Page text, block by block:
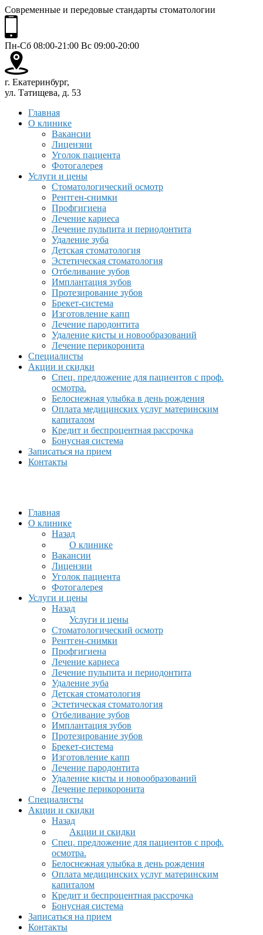
Современные и передовые стандарты стоматологии
Пн-Сб 08:00-21:00 Вс 09:00-20:00
г. Екатеринбург,
ул. Татищева, д. 53
Главная
О клинике
Вакансии
Лицензии
Уголок пациента
Фотогалерея
Услуги и цены
Стоматологический осмотр
Рентген-снимки
Профгигиена
Лечение кариеса
Лечение пульпита и периодонтита
Удаление зуба
Детская стоматология
Эстетическая стоматология
Отбеливание зубов
Имплантация зубов
Протезирование зубов
Брекет-система
Изготовление капп
Лечение пародонтита
Удаление кисты и новообразований
Лечение перикоронита
Специалисты
Акции и скидки
Спец. предложение для пациентов с проф.
осмотра.
Белоснежная улыбка в день рождения
Оплата медицинских услуг материнским
капиталом
Кредит и беспроцентная рассрочка
Бонусная система
Записаться на прием
Контакты
Главная
О клинике
Назад
О клинике
Вакансии
Лицензии
Уголок пациента
Фотогалерея
Услуги и цены
Назад
Услуги и цены
Стоматологический осмотр
Рентген-снимки
Профгигиена
Лечение кариеса
Лечение пульпита и периодонтита
Удаление зуба
Детская стоматология
Эстетическая стоматология
Отбеливание зубов
Имплантация зубов
Протезирование зубов
Брекет-система
Изготовление капп
Лечение пародонтита
Удаление кисты и новообразований
Лечение перикоронита
Специалисты
Акции и скидки
Назад
Акции и скидки
Спец. предложение для пациентов с проф.
осмотра.
Белоснежная улыбка в день рождения
Оплата медицинских услуг материнским
капиталом
Кредит и беспроцентная рассрочка
Бонусная система
Записаться на прием
Контакты